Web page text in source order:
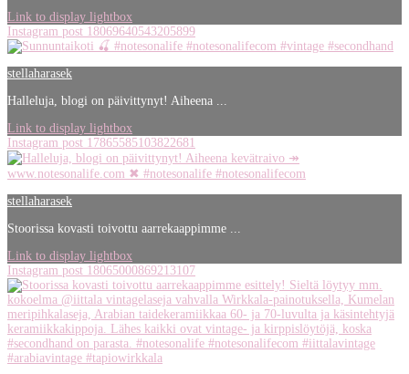
Link to display lightbox
Instagram post 18069640543205899
stellaharasek
Halleluja, blogi on päivittynyt! Aiheena ...
Link to display lightbox
Instagram post 17865585103822681
stellaharasek
Stoorissa kovasti toivottu aarrekaappimme ...
Link to display lightbox
Instagram post 18065000869213107